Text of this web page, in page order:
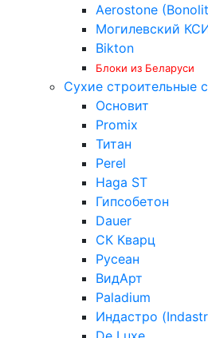
Aerostone
Могилевский
Bikton
Блоки из Беларуси
Сухие строительные
Основит
Promix
Титан
Perel
Haga ST
Гипсобетон
Dauer
СК Кварц
Русеан
ВидАрт
Paladium
Индастро